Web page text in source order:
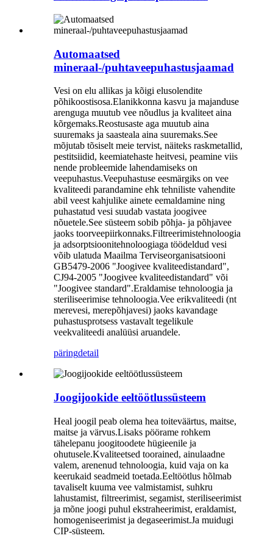
Automaatsed
mineraal-/puhtaveepuhastusjaamad
Vesi on elu allikas ja kõigi elusolendite
põhikoostisosa.Elanikkonna kasvu ja majanduse
arenguga muutub vee nõudlus ja kvaliteet aina
kõrgemaks.Reostusaste aga muutub aina
suuremaks ja saasteala aina suuremaks.See
mõjutab tõsiselt meie tervist, näiteks raskmetallid,
pestitsiidid, keemiatehaste heitvesi, peamine viis
nende probleemide lahendamiseks on
veepuhastus.Veepuhastuse eesmärgiks on vee
kvaliteedi parandamine ehk tehniliste vahendite
abil veest kahjulike ainete eemaldamine ning
puhastatud vesi suudab vastata joogivee
nõuetele.See süsteem sobib põhja- ja põhjavee
jaoks toorveepiirkonnaks.Filtreerimistehnoloogia
ja adsorptsioonitehnoloogiaga töödeldud vesi
võib ulatuda Maailma Terviseorganisatsiooni
GB5479-2006 "Joogivee kvaliteedistandard",
CJ94-2005 "Joogivee kvaliteedistandard" või
"Joogivee standard".Eraldamise tehnoloogia ja
steriliseerimise tehnoloogia.Vee erikvaliteedi (nt
merevesi, merepõhjavesi) jaoks kavandage
puhastusprotsess vastavalt tegelikule
veekvaliteedi analüüsi aruandele.
päringdetail
Joogijookide eeltöötlussüsteem
Heal joogil peab olema hea toiteväärtus, maitse,
maitse ja värvus.Lisaks pöörame rohkem
tähelepanu joogitoodete hügieenile ja
ohutusele.Kvaliteetsed toorained, ainulaadne
valem, arenenud tehnoloogia, kuid vaja on ka
keerukaid seadmeid toetada.Eeltöötlus hõlmab
tavaliselt kuuma vee valmistamist, suhkru
lahustamist, filtreerimist, segamist, steriliseerimist
ja mõne joogi puhul ekstraheerimist, eraldamist,
homogeniseerimist ja degaseerimist.Ja muidugi
CIP-süsteem.